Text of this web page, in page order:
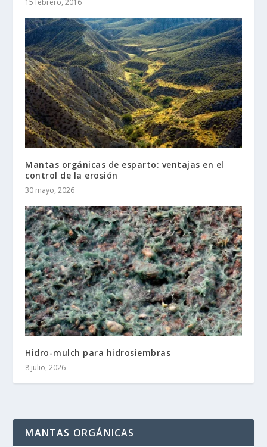
Mantas orgánicas de esparto: ventajas en el
control de la erosión
30 mayo, 2026
Hidro-mulch para hidrosiembras
8 julio, 2026
MANTAS ORGÁNICAS